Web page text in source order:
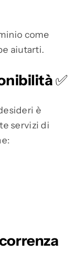
come
aiutarti.
✅
è
servizi di